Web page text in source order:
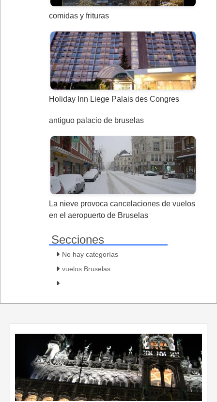
comidas y frituras
Holiday Inn Liege Palais des Congres
antiguo palacio de bruselas
La nieve provoca cancelaciones de vuelos
en el aeropuerto de Bruselas
Secciones
No hay categorías
vuelos Bruselas